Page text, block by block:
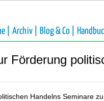
| Archiv | Blog & Co |
Förderung
Handelns Seminare